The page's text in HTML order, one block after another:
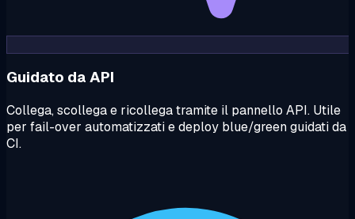
Guidato da API
Collega, scollega e ricollega tramite il pannello API. Utile
per fail-over automatizzati e deploy blue/green guidati da
CI.